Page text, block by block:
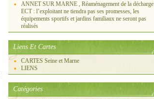
ANNET SUR MARNE , Réaménagement de la décharge
ECT : l’exploitant ne tiendra pas ses promesses, les
équipements sportifs et jardins familiaux ne seront pas
réalisés
Liens Et Cartes
CARTES Seine et Marne
LIENS
Catégories